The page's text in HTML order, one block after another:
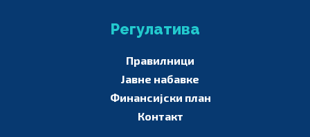
Регулатива
Правилници
Јавне набавке
Финансијски план
Контакт